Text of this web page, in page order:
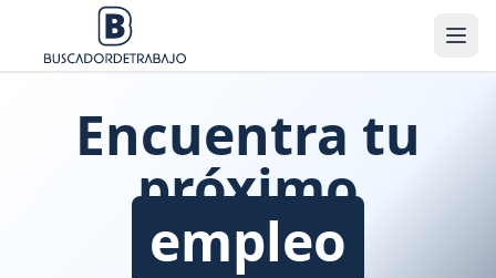
Encuentra tu
próximo
empleo